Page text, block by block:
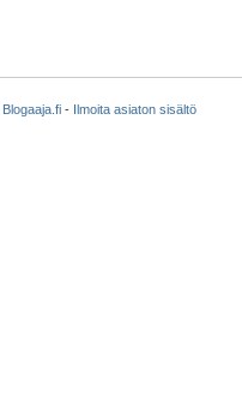
Blogaaja.fi- Ilmoita asiaton sisältö